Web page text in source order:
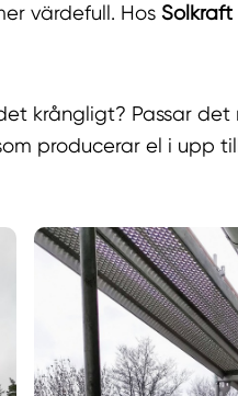
värdefull. Hos Solkraft
krångligt? Passar det
producerar el i upp